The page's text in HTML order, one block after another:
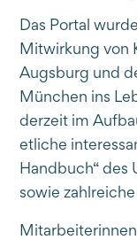
Das Portal
Mitwirkung von
Augsburg und
München ins
derzeit im
etliche
Handbuch“ des
sowie